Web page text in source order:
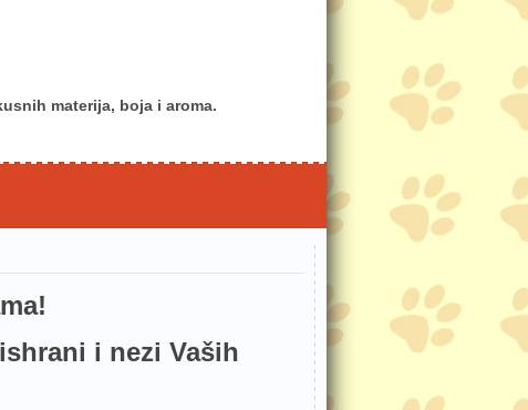
materija, boja i aroma.
i nezi Vaših